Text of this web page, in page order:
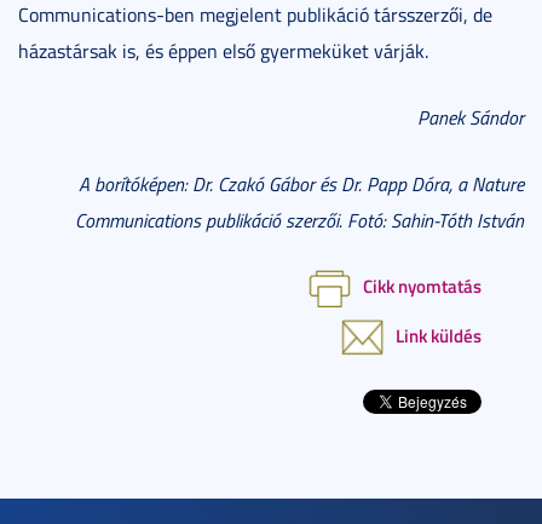
Communications-ben megjelent publikáció társszerzői, de
házastársak is, és éppen első gyermeküket várják.
Panek Sándor
A borítóképen: Dr. Czakó Gábor és Dr. Papp Dóra, a Nature
Communications publikáció szerzői. Fotó: Sahin-Tóth István
Cikk nyomtatás
Link küldés